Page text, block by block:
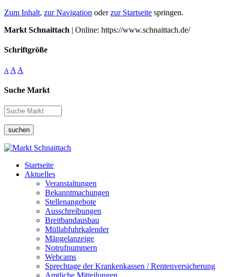
Zum Inhalt, zur Navigation oderzur Startseite springen.
Markt Schnaittach | Online: https://www.schnaittach.de/
Schriftgröße
A A A
Suche Markt
suchen
Startseite
Aktuelles
Veranstaltungen
Bekanntmachungen
Stellenangebote
Ausschreibungen
Breitbandausbau
Müllabfuhrkalender
Mängelanzeige
Notrufnummern
Webcams
Sprechtage der Krankenkassen / Rentenversicherung
Amtliche Mitteilungen